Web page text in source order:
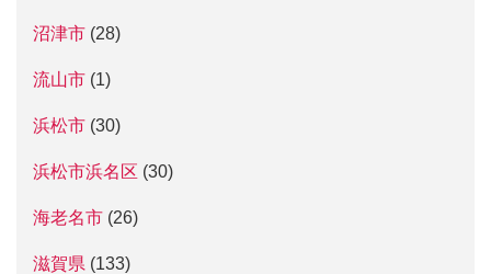
沼津市 (28)
流山市 (1)
浜松市 (30)
浜松市浜名区 (30)
海老名市 (26)
滋賀県 (133)